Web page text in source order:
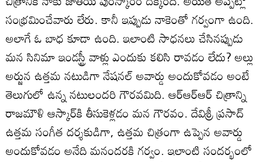
సంభ్రమించేవారు లేరు. కానీ ఇప్పుడు నాకెంతో గర్వంగా ఉంది.
అలాగే ఓ బాధ కూడా ఉంది. ఇలాంటి సాధనలు చేసినప్పుడు
మన సినిమా ఇండస్ట్రీ వాళ్లు ఎందుకు కలిసి రావడం లేదు? అల్లు
అర్జున ఉత్తమ నటుడిగా నేషనల్‌ అవార్డు అందుకోవడం అంటే
తెలుగులో ఉన్న నటులందరి గౌరవమిది. ఆర్‌ఆర్‌ఆర్‌ చిత్రాన్ని
రాజమౌళి ఆస్కార్‌కి తీసుకెళ్లడం మన గౌరవం. దేవిశ్రీ ప్రసాద్‌
ఉత్తమ సంగీత దర్శకుడిగా, ఉత్తమ చిత్రంగా ఉప్పెన అవార్డు
అందుకోవడం అనేది మనందరకి గర్వం. ఇలాంటి సందర్భంలో